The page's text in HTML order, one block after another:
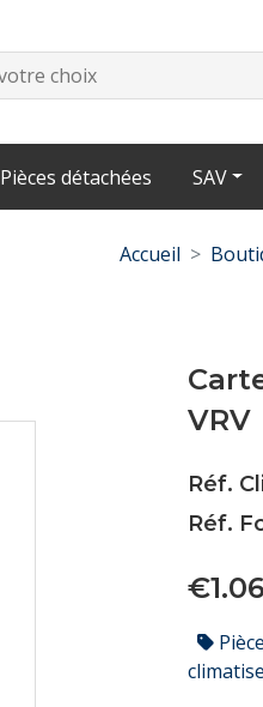
Pièces détachées SAV
Accueil
VRV
Réf.
Réf.